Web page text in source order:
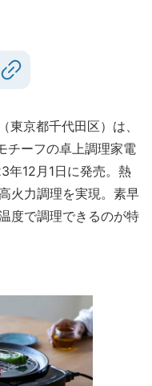
（東京都千代田区）は、
チーフの卓上調理家電
年12月1日に発売。熱
火力調理を実現。素早
度で調理できるのが特